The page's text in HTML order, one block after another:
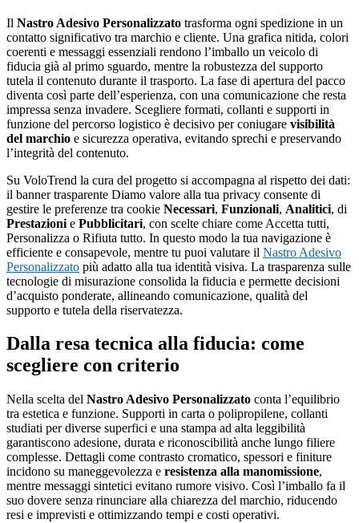
Il Nastro Adesivo Personalizzato trasforma ogni spedizione in un
contatto significativo tra marchio e cliente. Una grafica nitida, colori
coerenti e messaggi essenziali rendono l’imballo un veicolo di
fiducia già al primo sguardo, mentre la robustezza del supporto
tutela il contenuto durante il trasporto. La fase di apertura del pacco
diventa così parte dell’esperienza, con una comunicazione che resta
impressa senza invadere. Scegliere formati, collanti e supporti in
funzione del percorso logistico è decisivo per coniugare visibilità
del marchio e sicurezza operativa, evitando sprechi e preservando
l’integrità del contenuto.
Su VoloTrend la cura del progetto si accompagna al rispetto dei dati:
il banner trasparente Diamo valore alla tua privacy consente di
gestire le preferenze tra cookie Necessari, Funzionali, Analitici, di
Prestazioni e Pubblicitari, con scelte chiare come Accetta tutti,
Personalizza o Rifiuta tutto. In questo modo la tua navigazione è
efficiente e consapevole, mentre tu puoi valutare il Nastro Adesivo
Personalizzato più adatto alla tua identità visiva. La trasparenza sulle
tecnologie di misurazione consolida la fiducia e permette decisioni
d’acquisto ponderate, allineando comunicazione, qualità del
supporto e tutela della riservatezza.
Dalla resa tecnica alla fiducia: come
scegliere con criterio
Nella scelta del Nastro Adesivo Personalizzato conta l’equilibrio
tra estetica e funzione. Supporti in carta o polipropilene, collanti
studiati per diverse superfici e una stampa ad alta leggibilità
garantiscono adesione, durata e riconoscibilità anche lungo filiere
complesse. Dettagli come contrasto cromatico, spessori e finiture
incidono su maneggevolezza e resistenza alla manomissione,
mentre messaggi sintetici evitano rumore visivo. Così l’imballo fa il
suo dovere senza rinunciare alla chiarezza del marchio, riducendo
resi e imprevisti e ottimizzando tempi e costi operativi.